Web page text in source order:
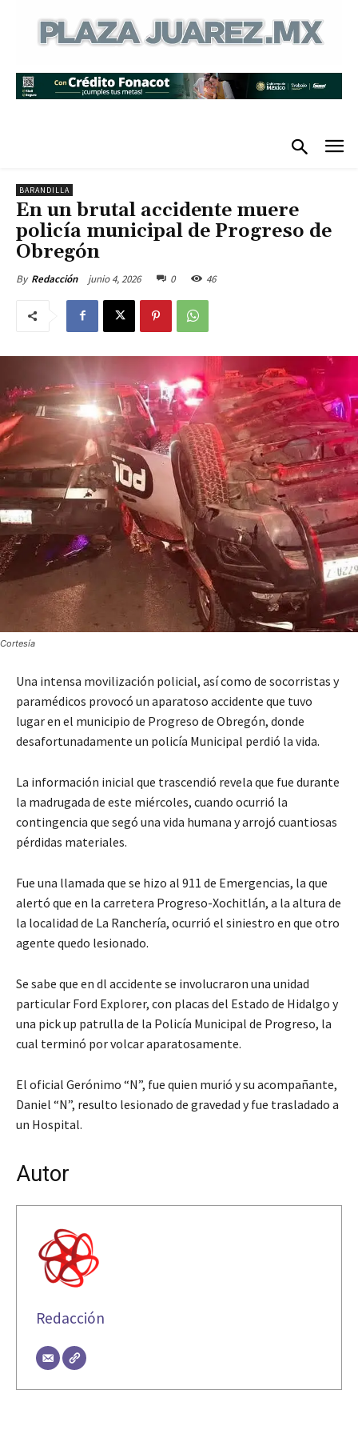
BARANDILLA
En un brutal accidente muere
policía municipal de Progreso de
Obregón
By Redacción junio 4, 2026 0 46
Cortesía
Una intensa movilización policial, así como de socorristas y
paramédicos provocó un aparatoso accidente que tuvo
lugar en el municipio de Progreso de Obregón, donde
desafortunadamente un policía Municipal perdió la vida.
La información inicial que trascendió revela que fue durante
la madrugada de este miércoles, cuando ocurrió la
contingencia que segó una vida humana y arrojó cuantiosas
pérdidas materiales.
Fue una llamada que se hizo al 911 de Emergencias, la que
alertó que en la carretera Progreso-Xochitlán, a la altura de
la localidad de La Ranchería, ocurrió el siniestro en que otro
agente quedo lesionado.
Se sabe que en dl accidente se involucraron una unidad
particular Ford Explorer, con placas del Estado de Hidalgo y
una pick up patrulla de la Policía Municipal de Progreso, la
cual terminó por volcar aparatosamente.
El oficial Gerónimo “N”, fue quien murió y su acompañante,
Daniel “N”, resulto lesionado de gravedad y fue trasladado a
un Hospital.
Autor
Redacción